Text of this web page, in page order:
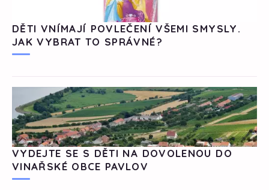
DĚTI VNÍMAJÍ POVLEČENÍ VŠEMI SMYSLY.
JAK VYBRAT TO SPRÁVNÉ?
VYDEJTE SE S DĚTI NA DOVOLENOU DO
VINAŘSKÉ OBCE PAVLOV